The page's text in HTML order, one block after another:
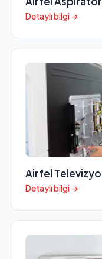
Detaylı bilgi →
Airfel
Detaylı bilgi →